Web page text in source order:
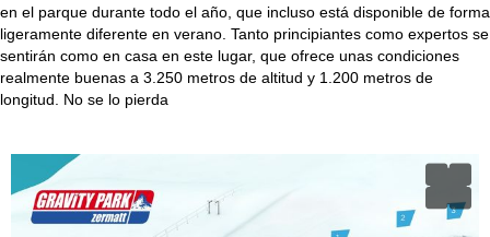
en el parque durante todo el año, que incluso está disponible de forma
ligeramente diferente en verano. Tanto principiantes como expertos se
sentirán como en casa en este lugar, que ofrece unas condiciones
realmente buenas a 3.250 metros de altitud y 1.200 metros de
longitud. No se lo pierda